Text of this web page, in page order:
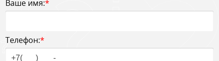
Ваше имя:*
Телефон:*